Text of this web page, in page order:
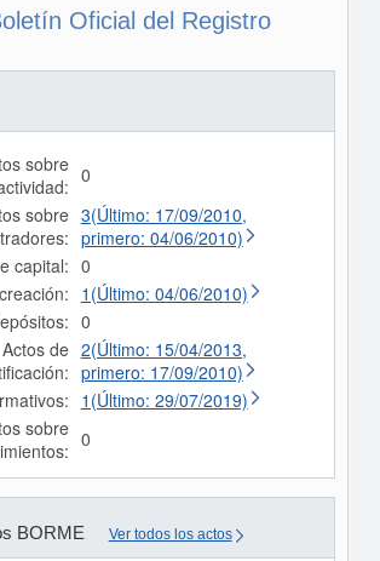
Oficial del Registro
sobre 0
sobre 3(Último: 17/09/2010,
primero: 04/06/2010)
capital: 0
1(Último: 04/06/2010)
0
Actos de 2(Último: 15/04/2013,
primero: 17/09/2010)
1(Último: 29/07/2019)
sobre 0
BORME Ver todos los actos